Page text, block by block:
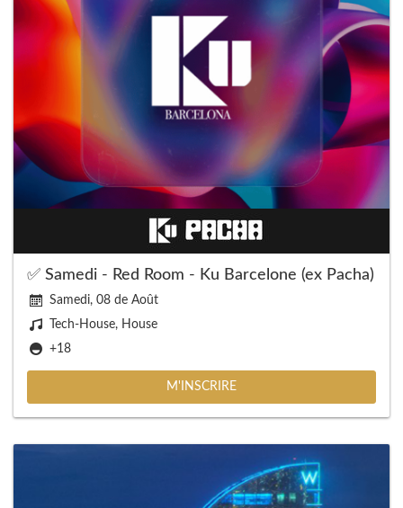
✅ Samedi - Red Room - Ku Barcelone (ex Pacha)
Samedi, 08 de Août
Tech-House, House
+18
M'INSCRIRE